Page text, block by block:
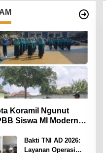
Koramil Ngunut
Siswa MI Modern
Bakti TNI AD 2026:
Layanan Operasi